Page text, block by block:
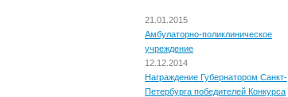
21.01.2015
Амбулаторно-поликлиническое
учреждение
12.12.2014
Награждение Губернатором Санкт-
Петербурга победителей Конкурса